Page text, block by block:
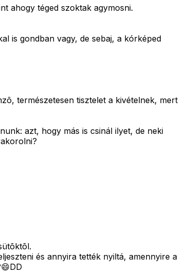
ahogy téged szoktak agymosni.
is gondban vagy, de sebaj, a kórképed
természetesen tisztelet a kivételnek, mert
azt, hogy más is csinál ilyet, de neki
és annyira tették nyiltá, amennyire a